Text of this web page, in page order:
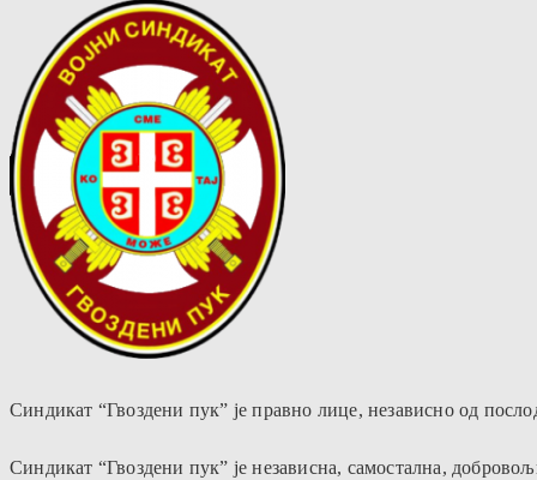
Синдикат “Гвоздени пук” је правно лице, независно од
Синдикат “Гвоздени пук” је независна, самостална,